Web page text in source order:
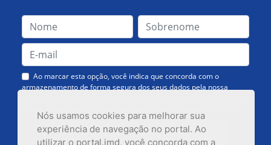
Nós usamos cookies para melhorar sua
experiência de navegação no portal. Ao
utilizar o portal.imd, você concorda com a
Ao marcar esta opção, você indica que concorda com o
armazenamento de forma segura dos seus dados pela nossa